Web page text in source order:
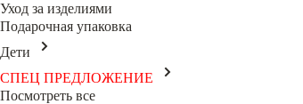
Уход за изделиями
Подарочная упаковка
Дети
СПЕЦ ПРЕДЛОЖЕНИЕ
Посмотреть все